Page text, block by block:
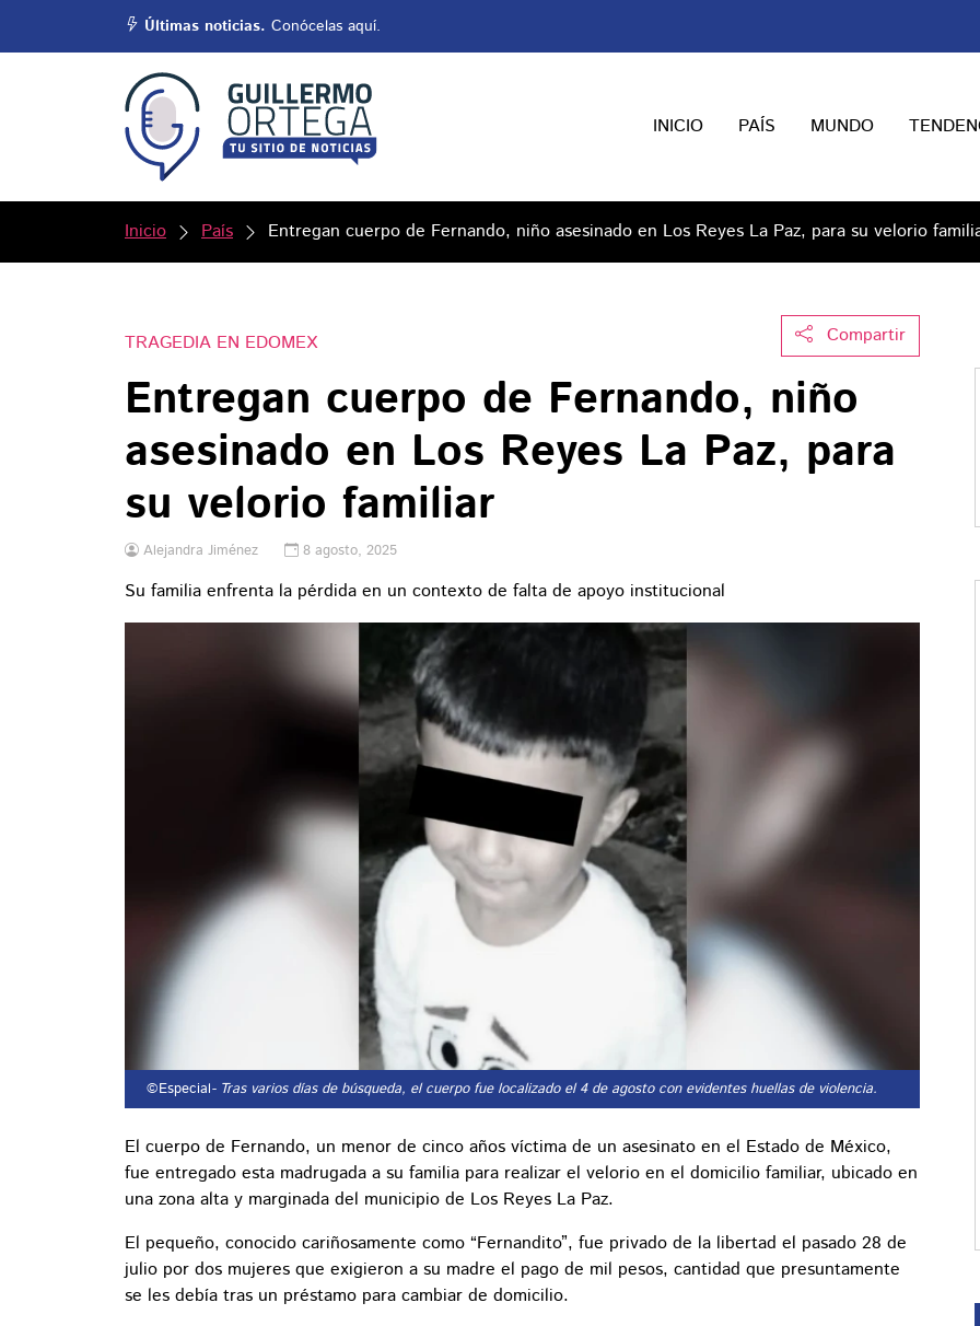
Últimas noticias. Conócelas aquí.
INICIO PAÍS MUNDO
Inicio País Entregan cuerpo de Fernando, niño asesinado en Los Reyes La Paz, para su velorio
Compartir
TRAGEDIA EN EDOMEX
Entregan cuerpo de Fernando, niño
asesinado en Los Reyes La Paz, para
su velorio familiar
Alejandra Jiménez 8 agosto, 2025
Su familia enfrenta la pérdida en un contexto de falta de apoyo institucional
©Especial- Tras varios días de búsqueda, el cuerpo fue localizado el 4 de agosto con evidentes huellas de violencia.
El cuerpo de Fernando, un menor de cinco años víctima de un asesinato en el Estado de México,
fue entregado esta madrugada a su familia para realizar el velorio en el domicilio familiar, ubicado en
una zona alta y marginada del municipio de Los Reyes La Paz.
El pequeño, conocido cariñosamente como “Fernandito”, fue privado de la libertad el pasado 28 de
julio por dos mujeres que exigieron a su madre el pago de mil pesos, cantidad que presuntamente
se les debía tras un préstamo para cambiar de domicilio.